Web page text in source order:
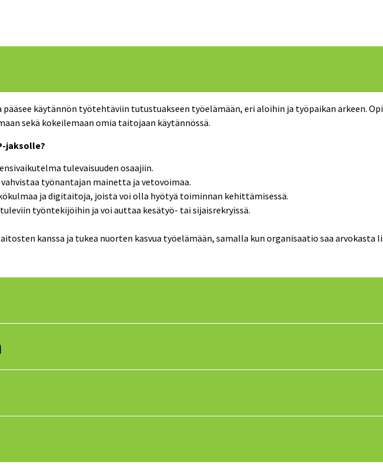
pääsee käytännön työtehtäviin tutustuakseen työelämään, eri aloihin ja työpaikan arkeen.
sekä kokeilemaan omia taitojaan käytännössä.
jaksolle?
tulevaisuuden osaajiin.
työnantajan mainetta ja vetovoimaa.
ja digitaitoja, joista voi olla hyötyä toiminnan kehittämisessä.
työntekijöihin ja voi auttaa kesätyö- tai sijaisrekryissä.
kanssa ja tukea nuorten kasvua työelämään, samalla kun organisaatio saa arvokasta